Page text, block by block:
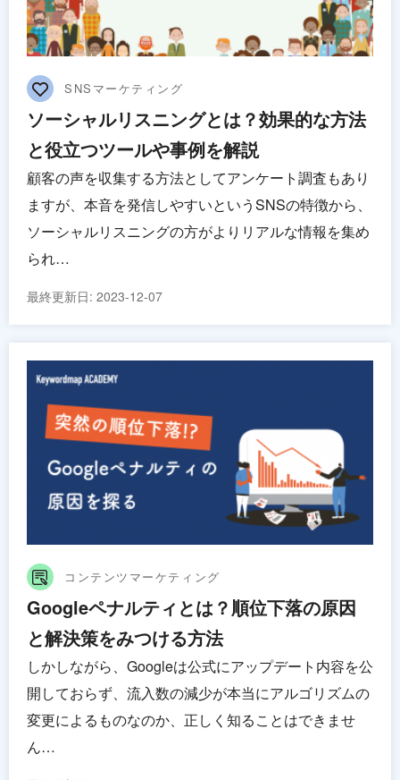
SNSマーケティング
ソーシャルリスニングとは？効果的な方法
と役立つツールや事例を解説
顧客の声を収集する方法としてアンケート調査もあり
ますが、本音を発信しやすいというSNSの特徴から、
ソーシャルリスニングの方がよりリアルな情報を集め
られ…
最終更新日: 2023-12-07
コンテンツマーケティング
Googleペナルティとは？順位下落の原因
と解決策をみつける方法
しかしながら、Googleは公式にアップデート内容を公
開しておらず、流入数の減少が本当にアルゴリズムの
変更によるものなのか、正しく知ることはできませ
ん…